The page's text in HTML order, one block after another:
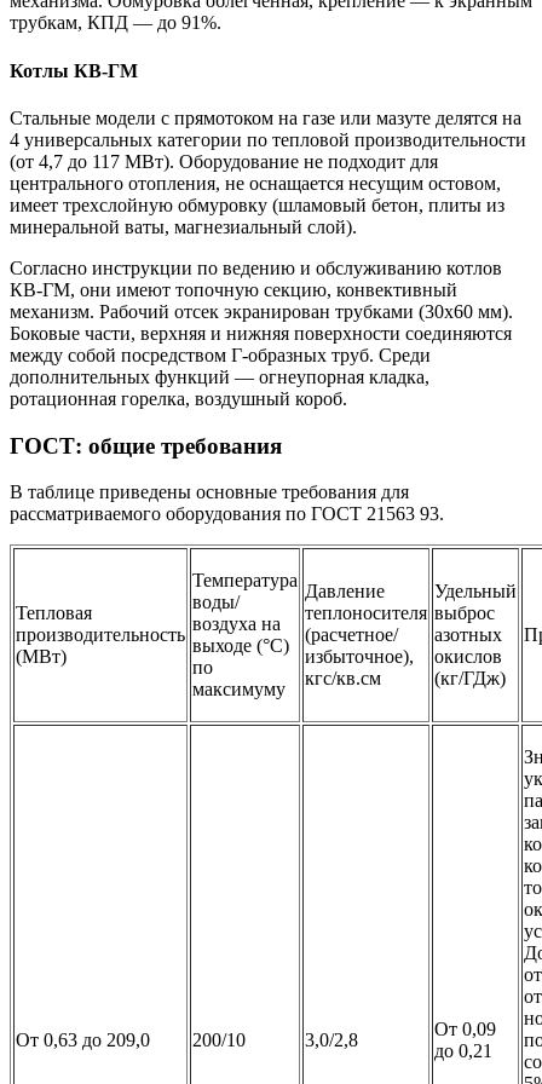
трубкам, КПД — до 91%.
Котлы КВ-ГМ
Стальные модели с прямотоком на газе или мазуте делятся на
4 универсальных категории по тепловой производительности
(от 4,7 до 117 МВт). Оборудование не подходит для
центрального отопления, не оснащается несущим остовом,
имеет трехслойную обмуровку (шламовый бетон, плиты из
минеральной ваты, магнезиальный слой).
Согласно инструкции по ведению и обслуживанию котлов
КВ-ГМ, они имеют топочную секцию, конвективный
механизм. Рабочий отсек экранирован трубками (30х60 мм).
Боковые части, верхняя и нижняя поверхности соединяются
между собой посредством Г-образных труб. Среди
дополнительных функций — огнеупорная кладка,
ротационная горелка, воздушный короб.
ГОСТ: общие требования
В таблице приведены основные требования для
рассматриваемого оборудования по ГОСТ 21563 93.
Тепловая
производительность
(МВт)
Температура
воды/
воздуха на
выходе (°C)
по
максимуму
Давление
теплоносителя
(расчетное/
избыточное),
кгс/кв.см
Удельный
выброс
азотных
окислов
(кг/ГДж)
От 0,63 до 209,0 200/10 3,0/2,8
От 0,09
до 0,21
от